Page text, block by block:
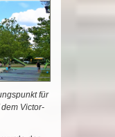
für
Victor-